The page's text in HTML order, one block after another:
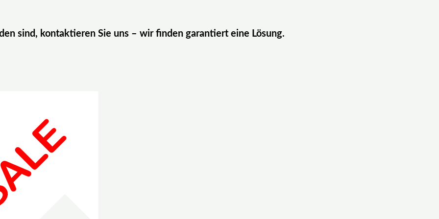
sind, kontaktieren Sie uns – wir finden garantiert eine Lösung.